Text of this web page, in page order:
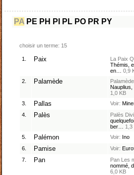
PA PE PH PI PL PO PR PY
choisir un terme: 15
1. Paix La Paix
Thémis,
en… 0,9
2.
Palamède
Palamède
1,0 KB
3.
Pallas Voir:
4.
Palès Palès
ber… 1,3
5.
Palémon Voir: Ino
6.
Pamise Voir:
7.
Pan Pan Les
nommé,
6,0 KB